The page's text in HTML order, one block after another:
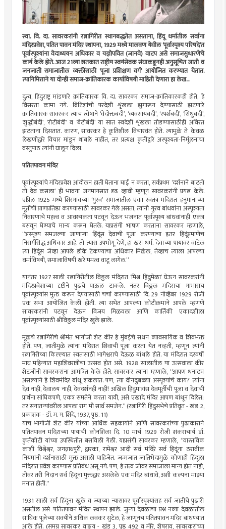
स्वा. वि. दा. सावरकरांनी रत्नागिरीत स्थानबद्धतेत असताना, हिंदू धर्मातील सर्वांना
मंदिरप्रवेश, पतित पावन मंदिर स्थापना, 1929 मध्ये मालवण येथील ‘पूर्वास्पृश्य परिषदे’त
पूर्वास्पृश्यांना वेदाध्ययन अधिकार व यज्ञोपवित (जानवे) वाटप असे समाजसुधारणेचे
कार्य केले होते. आज 21व्या शतकात राष्ट्रीय स्वयंसेवक संघाकडूनही अनुसूचित जाती व
जनजाती समाजातील व्यक्तींसाठी ‘पूजा प्रशिक्षण वर्ग’ आयोजित करण्यात येतात.
त्यानिमित्ताने या दोन्ही समाज-क्रांतिकारक कार्याविषयी माहिती देणारा हा लेख...
दुत्व, हिंदुराष्ट्र मांडणारे क्रांतिकारक वि. दा. सावरकर समाज-क्रांतिकारकही होते, हे
विसरता कामा नये. ब्रिटिशांची परदेशी शृंखला झुगारून देण्यासाठी झटणारे
क्रांतिकारक सावरकर त्याच त्वेषाने ‘वेदोक्तबंदी’, ‘व्यवसायबंदी’, ‘स्पर्शबंदी’, ‘सिंधुबंदी’,
‘शुद्धीबंदी’, ‘रोटीबंदी’ व ‘बेटीबंदी’ या सात स्वदेशी शृंखला तोडण्यासाठीही अविरत
झटताना दिसतात. कारण, सावरकर हे कृतिशील विचारवंत होते. त्यामुळे ते केवळ
लेखणीद्वारे विचार मांडून थांबले नाहीत, तर प्रत्यक्ष कृतीद्वारे अस्पृश्यता-निर्मूलनाचा
वस्तुपाठ त्यांनी घालून दिला.
पतितपावन मंदिर
पूर्वास्पृश्यांचे मंदिरप्रवेश आंदोलन हाती घेताना घाई न करता, सर्वप्रथम ‘दर्शनाने बाटतो
तो देव कसला’ ही भावना जनमानसात दृढ व्हावी म्हणून सावरकरांनी प्रयत्न केले.
एप्रिल 1925 मध्ये शिरगावच्या ‘गुरव’ समाजातील एका स्वतंत्र मंदिरात हनुमानाच्या
मूर्तीची प्राणप्रतिष्ठा करण्यासाठी सावरकर गेले असता, त्यांनी गुरव बांधवांना अस्पृश्यता
निवारणाचे महत्त्व व आवश्यकता पटवून देऊन भजनात पूर्वास्पृश्य बांधवांनाही एकत्र
बसवून घेण्याचे मान्य करून घेतले. याप्रसंगी भाषण करताना सावरकर म्हणाले,
“अस्पृश्य समजल्या जाणार्‍या हिंदूंस देवाची पूजा करण्याचा इतर हिंदूंप्रमाणेच
निसर्गसिद्ध अधिकार आहे. तो त्यास उपभोगू देणे, हा खरा धर्म. देवाच्या पायावर वाटेल
त्या हिंदूंस जेव्हा आपले डोके टेकण्याचा अधिकार मिळेल, तेव्हाच त्याला आपल्या
धर्माविषयी, समाजाविषयी खरे ममत्व वाटू लागेल.”
यानंतर 1927 साली रत्नागिरीतील विठ्ठल मंदिरात ‘मिश्र हिंदुमेळा’ घेऊन सावरकरांनी
मंदिरप्रवेशाच्या दृष्टीने पुढचे पाऊल टाकले. नंतर विठ्ठल मंदिराचा गाभाराच
पूर्वास्पृश्यांस मुक्त करून देण्यासाठी चर्चा करण्यासाठी दि. 29 नोव्हेंबर 1929 रोजी
एक सभा आयोजित केली होती. त्या सभेत आपल्या कोटीक्रमाने आपले म्हणणे
सावरकरांनी पटवून देऊन विजय मिळवला आणि कार्तिकी एकादशीला
पूर्वास्पृश्यांसाठी श्रीविठ्ठल मंदिर खुले झाले.
मूळचे रत्नागिरीचे श्रीमंत भागोजी शेट कीर हे मुंबईचे सधन व्यावसायिक व शिवभक्त
होते. पण, जातीमुळे त्यांना मंदिरात शिवाची पूजा करता येत नव्हती, म्हणून त्यांनी
रत्नागिरीच्या किल्ल्यात स्वतःसाठी भागेश्वराचे देऊळ बांधले होते. या मंदिरात दरवर्षी
माघ महिन्यात महाशिवरात्रीचा उत्सव होत असे. 1928 सालातील या उत्सवाला कीर
शेटजींनी सावरकरांना आमंत्रित केले होते. सावरकर त्यांना म्हणाले, “आपण धनाढ्य
असल्याने हे शिवमंदिर बांधू शकलात. पण, त्या दीनदुबळ्या अस्पृश्यांचे काय? त्यांना
देव नाही, देवालय नाही, देवदर्शनही नाही! अखिल हिंदुमात्रांस देवमूर्तीची पूजा व देवाची
प्रार्थना सांघिकपणे, एकत्र समतेने करता यावी, असे एखादे मंदिर आपण बांधून दिलेत;
तर सनातन्यांवरील आपला राग मी सार्थ समजेन.” (रत्नागिरी हिंदुसभेचे प्रतिवृत - खंड 2,
प्रकाशक - डॉ. म. ग. शिंदे, 1937, पृष्ठ. 11)
याच भागोजी शेट कीर यांच्या आर्थिक सहकार्याने आणि सावरकरांच्या पुढाकाराने
पतितपावन मंदिराच्या पायाची कोनशिला दि. 10 मार्च 1929 रोजी शंकराचार्य डॉ.
कुर्तकोटी यांच्या उपस्थितीत बसविली गेली. याप्रसंगी सावरकर म्हणाले, “वास्तविक
काशी विश्वेश्वर, जगन्नाथपुरी, द्वारका, रामेश्वर आदी सर्व मंदिरे सर्व हिंदूंना ठरावीक
नियमांनी दर्शनासाठी मुक्त असली पाहिजेत. जन्मजात जातिभेदामुळे कोणाही हिंदूला
मंदिरात प्रवेश करण्यास प्रतिबंध असू नये. पण, हे तत्त्व जोवर समाजाला मान्य होत नाही,
तोवर तरी निदान सर्व हिंदूंना मुक्तद्वार असलेले एक मंदिर बांधावे, अशी कल्पना माझ्या
मनात होती.”
1931 साली सर्व हिंदूंना खुले व ज्याच्या न्यासावर पूर्वास्पृश्यांसह सर्व जातींचे पुढारी
असतील असे ‘पतितपावन मंदिर’ स्थापन झाले. जुन्या देवळाचा प्रश्न नव्या देवळातील
सांघिक पूजेच्या सवयीने अधिक लवकर सुटेल, हे जाणूनच पतितपावन मंदिर बांधण्यात
आले होते. (समग्र सावरकर वाङ्मय - खंड 3, पृष्ठ 492 व मोरे, शेषराव, सावरकरांच्या